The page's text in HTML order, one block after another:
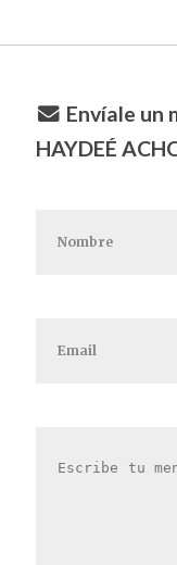
Envíale un
HAYDEÉ